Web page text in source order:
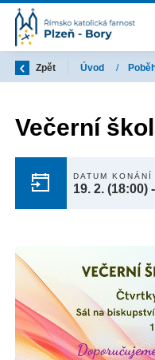
Zpět Úvod /
Večerní
DATUM KONÁNÍ
19. 2. (18:00)